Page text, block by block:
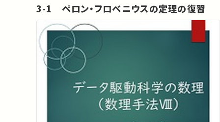
3-1 ペロン・フロベニウスの定理の復習